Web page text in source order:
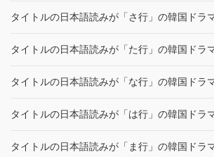
タイトルの日本語読みが「さ行」の韓国ドラ
タイトルの日本語読みが「た行」の韓国ドラ
タイトルの日本語読みが「な行」の韓国ドラ
タイトルの日本語読みが「は行」の韓国ドラ
タイトルの日本語読みが「ま行」の韓国ドラ